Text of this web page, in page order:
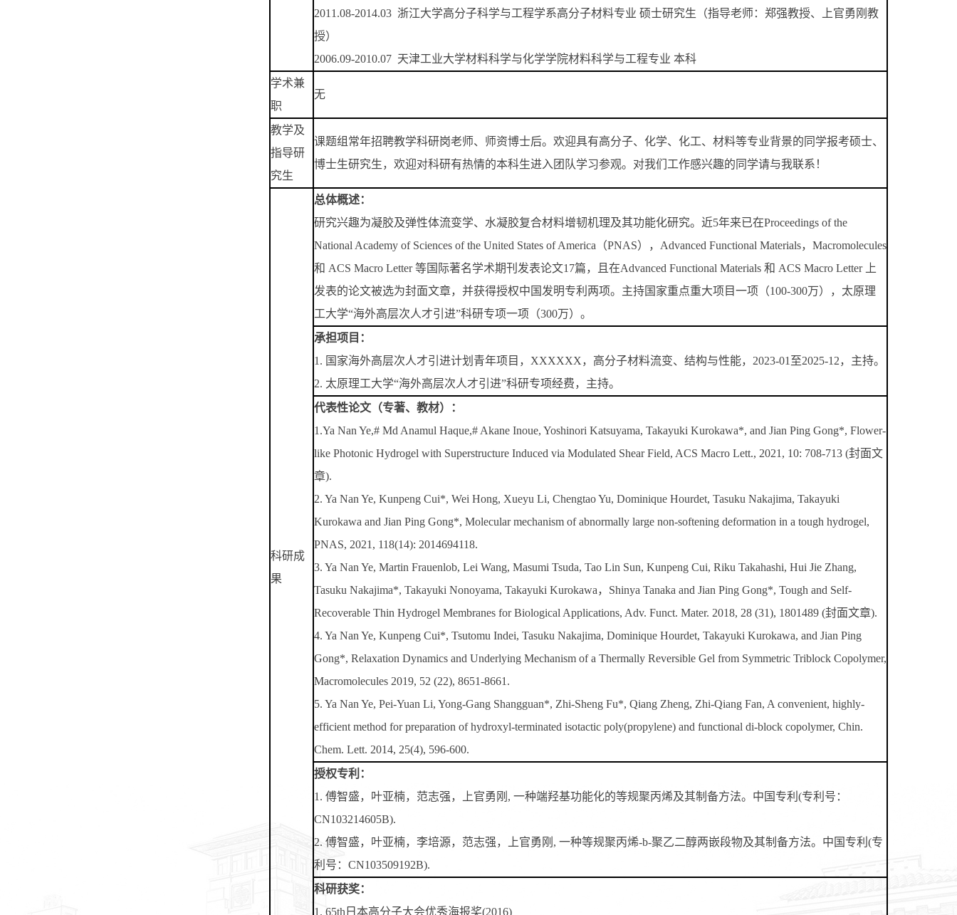
2011.08-2014.03 浙江大学高分子科学与工程学系高分子材料专业 硕士研究生（指导老师：郑强教授、上官勇刚教
授）
2006.09-2010.07 天津工业大学材料科学与化学学院材料科学与工程专业 本科
学术兼
职
无
教学及
指导研
究生
课题组常年招聘教学科研岗老师、师资博士后。欢迎具有高分子、化学、化工、材料等专业背景的同学报考硕士、
博士生研究生，欢迎对科研有热情的本科生进入团队学习参观。对我们工作感兴趣的同学请与我联系！
科研成
果
总体概述：
研究兴趣为凝胶及弹性体流变学、水凝胶复合材料增韧机理及其功能化研究。近5年来已在Proceedings of the
National Academy of Sciences of the United States of America（PNAS），Advanced Functional Materials，Macromolecules
和 ACS Macro Letter 等国际著名学术期刊发表论文17篇，且在Advanced Functional Materials 和 ACS Macro Letter 上
发表的论文被选为封面文章，并获得授权中国发明专利两项。主持国家重点重大项目一项（100-300万），太原理
工大学“海外高层次人才引进”科研专项一项（300万）。
承担项目：
1. 国家海外高层次人才引进计划青年项目，XXXXXX，高分子材料流变、结构与性能，2023-01至2025-12，主持。
2. 太原理工大学“海外高层次人才引进”科研专项经费，主持。
代表性论文（专著、教材）：
1.Ya Nan Ye,# Md Anamul Haque,# Akane Inoue, Yoshinori Katsuyama, Takayuki Kurokawa*, and Jian Ping Gong*, Flower-
like Photonic Hydrogel with Superstructure Induced via Modulated Shear Field, ACS Macro Lett., 2021, 10: 708-713 (封面文
章).
2. Ya Nan Ye, Kunpeng Cui*, Wei Hong, Xueyu Li, Chengtao Yu, Dominique Hourdet, Tasuku Nakajima, Takayuki
Kurokawa and Jian Ping Gong*, Molecular mechanism of abnormally large non-softening deformation in a tough hydrogel,
PNAS, 2021, 118(14): 2014694118.
3. Ya Nan Ye, Martin Frauenlob, Lei Wang, Masumi Tsuda, Tao Lin Sun, Kunpeng Cui, Riku Takahashi, Hui Jie Zhang,
Tasuku Nakajima*, Takayuki Nonoyama, Takayuki Kurokawa，Shinya Tanaka and Jian Ping Gong*, Tough and Self-
Recoverable Thin Hydrogel Membranes for Biological Applications, Adv. Funct. Mater. 2018, 28 (31), 1801489 (封面文章).
4. Ya Nan Ye, Kunpeng Cui*, Tsutomu Indei, Tasuku Nakajima, Dominique Hourdet, Takayuki Kurokawa, and Jian Ping
Gong*, Relaxation Dynamics and Underlying Mechanism of a Thermally Reversible Gel from Symmetric Triblock Copolymer,
Macromolecules 2019, 52 (22), 8651-8661.
5. Ya Nan Ye, Pei-Yuan Li, Yong-Gang Shangguan*, Zhi-Sheng Fu*, Qiang Zheng, Zhi-Qiang Fan, A convenient, highly-
efficient method for preparation of hydroxyl-terminated isotactic poly(propylene) and functional di-block copolymer, Chin.
Chem. Lett. 2014, 25(4), 596-600.
授权专利：
1. 傅智盛，叶亚楠，范志强，上官勇刚, 一种端羟基功能化的等规聚丙烯及其制备方法。中国专利(专利号：
CN103214605B).
2. 傅智盛，叶亚楠，李培源，范志强，上官勇刚, 一种等规聚丙烯-b-聚乙二醇两嵌段物及其制备方法。中国专利(专
利号：CN103509192B).
科研获奖：
1. 65th日本高分子大会优秀海报奖(2016)